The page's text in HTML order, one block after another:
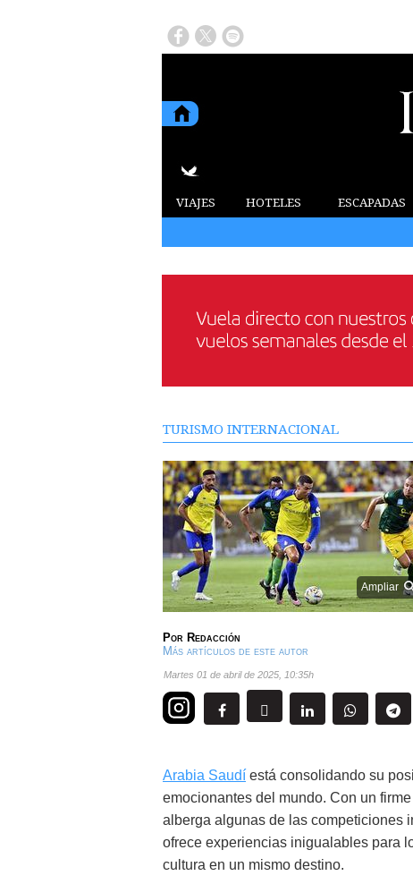
VIAJES HOTELES ESCAPADAS
TURISMO INTERNACIONAL
Ampliar
Por Redacción
Más artículos de este autor
martes 01 de abril de 2025 10:35h
Arabia Saudí está consolidando su
emocionantes del mundo. Con un
alberga algunas de las competiciones
ofrece experiencias inigualables para
cultura en un mismo destino.